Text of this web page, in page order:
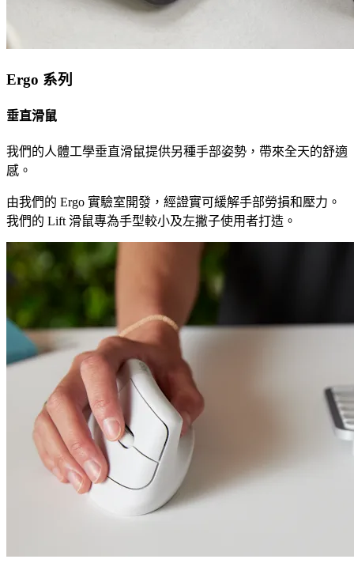
Ergo 系列
垂直滑鼠
我們的人體工學垂直滑鼠提供另種手部姿勢，帶來全天的舒適
感。
由我們的 Ergo 實驗室開發，經證實可緩解手部勞損和壓力。
我們的 Lift 滑鼠專為手型較小及左撇子使用者打造。